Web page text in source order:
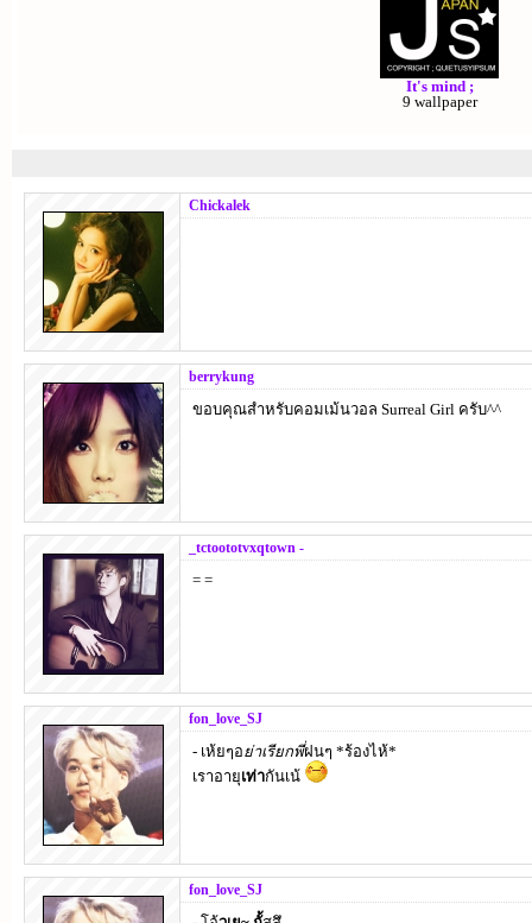
It's mind ;
9 wallpaper
Chickalek
berrykung
ขอบคุณสำหรับคอมเม้นวอล Surreal Girl ครับ^^
_tctoototvxqtown -
= =
fon_love_SJ
- เห้ยๆอย่าเรียกพี่ฝนๆ *ร้องไห้*
เราอายุเท่ากันเน้
fon_love_SJ